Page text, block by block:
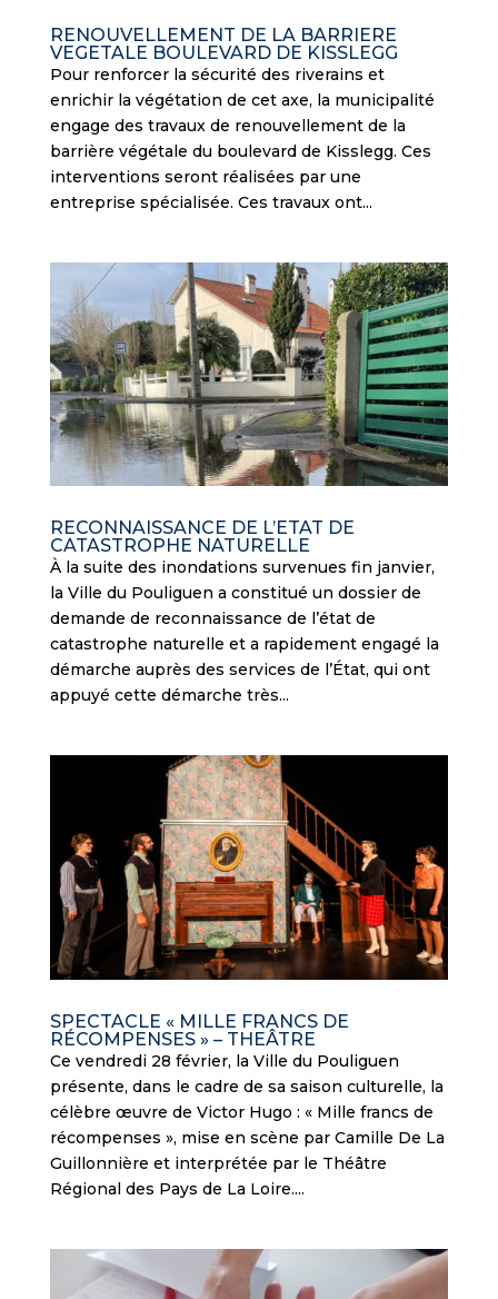
RENOUVELLEMENT DE LA BARRIERE
VEGETALE BOULEVARD DE KISSLEGG
Pour renforcer la sécurité des riverains et
enrichir la végétation de cet axe, la municipalité
engage des travaux de renouvellement de la
barrière végétale du boulevard de Kisslegg. Ces
interventions seront réalisées par une
entreprise spécialisée. Ces travaux ont...
RECONNAISSANCE DE L’ETAT DE
CATASTROPHE NATURELLE
À la suite des inondations survenues fin janvier,
la Ville du Pouliguen a constitué un dossier de
demande de reconnaissance de l’état de
catastrophe naturelle et a rapidement engagé la
démarche auprès des services de l’État, qui ont
appuyé cette démarche très...
SPECTACLE « MILLE FRANCS DE
RÉCOMPENSES » – THEÂTRE
Ce vendredi 28 février, la Ville du Pouliguen
présente, dans le cadre de sa saison culturelle, la
célèbre œuvre de Victor Hugo : « Mille francs de
récompenses », mise en scène par Camille De La
Guillonnière et interprétée par le Théâtre
Régional des Pays de La Loire....